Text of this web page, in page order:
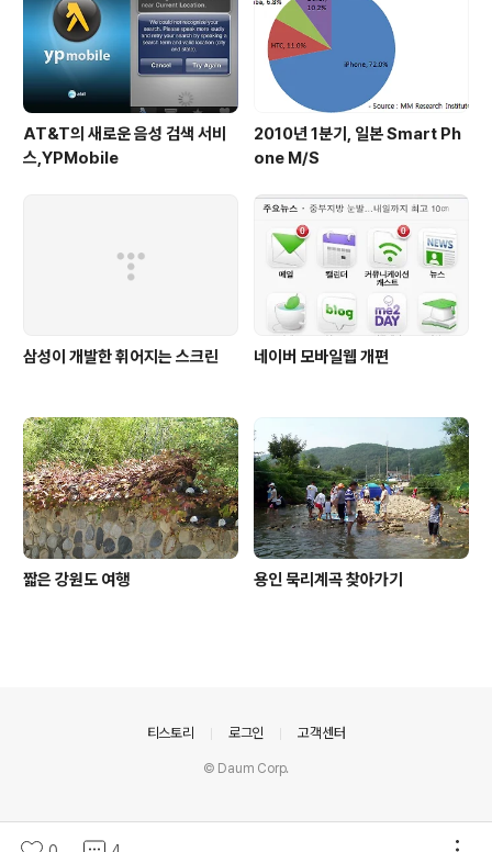
AT&T의 새로운 음성 검색 서비
스,YPMobile
2010년 1분기, 일본 Smart Ph
one M/S
삼성이 개발한 휘어지는 스크린 네이버 모바일웹 개편
짧은 강원도 여행 용인 묵리계곡 찾아가기
티스토리 로그인 고객센터
© Daum Corp.